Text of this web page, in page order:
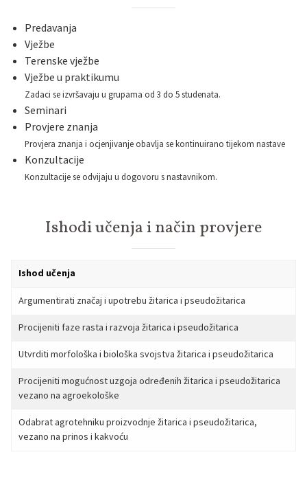
Predavanja
Vježbe
Terenske vježbe
Vježbe u praktikumu
Zadaci se izvršavaju u grupama od 3 do 5 studenata.
Seminari
Provjere znanja
Provjera znanja i ocjenjivanje obavlja se kontinuirano tijekom nastave
Konzultacije
Konzultacije se odvijaju u dogovoru s nastavnikom.
Ishodi učenja i način provjere
Ishod učenja
Argumentirati značaj i upotrebu žitarica i pseudožitarica
Procijeniti faze rasta i razvoja žitarica i pseudožitarica
Utvrditi morfološka i biološka svojstva žitarica i pseudožitarica
Procijeniti mogućnost uzgoja određenih žitarica i pseudožitarica
vezano na agroekološke
Odabrat agrotehniku proizvodnje žitarica i pseudožitarica,
vezano na prinos i kakvoću